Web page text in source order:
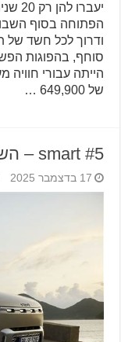
יעברו
הפתוחה בסוף השבוע
ודרוך לכל חשד של
הייתה עבורי חוויה
של 649,900 …
smart #5 – השקה בישראל
17 בדצמבר 2025